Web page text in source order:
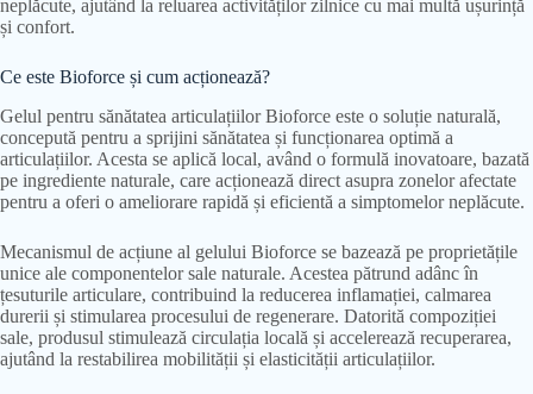
neplăcute, ajutând la reluarea activităților zilnice cu mai multă ușurință
și confort.
Ce este Bioforce și cum acționează?
Gelul pentru sănătatea articulațiilor Bioforce este o soluție naturală,
concepută pentru a sprijini sănătatea și funcționarea optimă a
articulațiilor. Acesta se aplică local, având o formulă inovatoare, bazată
pe ingrediente naturale, care acționează direct asupra zonelor afectate
pentru a oferi o ameliorare rapidă și eficientă a simptomelor neplăcute.
Mecanismul de acțiune al gelului Bioforce se bazează pe proprietățile
unice ale componentelor sale naturale. Acestea pătrund adânc în
țesuturile articulare, contribuind la reducerea inflamației, calmarea
durerii și stimularea procesului de regenerare. Datorită compoziției
sale, produsul stimulează circulația locală și accelerează recuperarea,
ajutând la restabilirea mobilității și elasticității articulațiilor.